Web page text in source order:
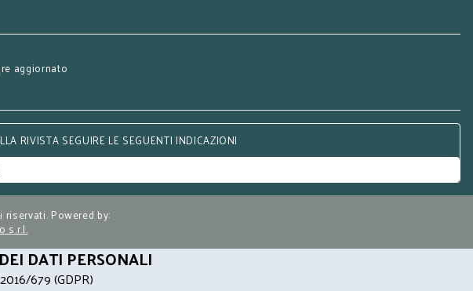
aggiornato
RIVISTA SEGUIRE LE SEGUENTI INDICAZIONI
Powered by:
s.r.l.
DATI PERSONALI
679 (GDPR)